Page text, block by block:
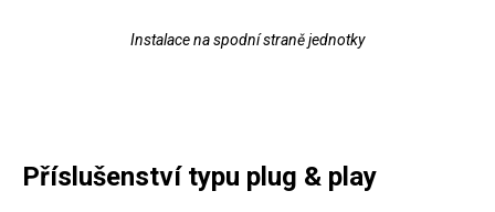
Instalace na spodní straně jednotky
Příslušenství typu plug & play